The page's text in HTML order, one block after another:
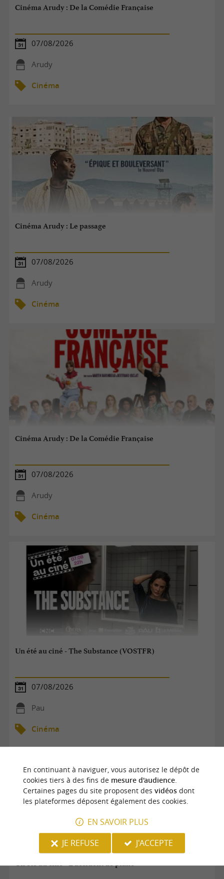
Cinéma Arudy : De la Comédie Française
07/08/2026
Arudy
Cinéma
Cinéma Arudy : Le passage
07/08/2026
Arudy
Cinéma
Cinéma Arudy : De la Comédie Française
07/08/2026
Arudy
Cinéma
Un été au ciné - The Substance (VOSTFR)
07/08/2026
Pau
Cinéma
Un été au ciné - L'accident de piano
En continuant à naviguer, vous autorisez le dépôt de
cookies tiers à des fins de mesure d'audience.
Certaines pages du site proposent des vidéosdont
les plateformes déposent également des cookies.
EN SAVOIR PLUS
JE REFUSE
J'ACCEPTE